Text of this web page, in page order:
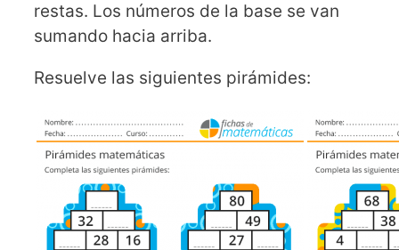
restas. Los números de la base se van
sumando hacia arriba.
Resuelve las siguientes pirámides: